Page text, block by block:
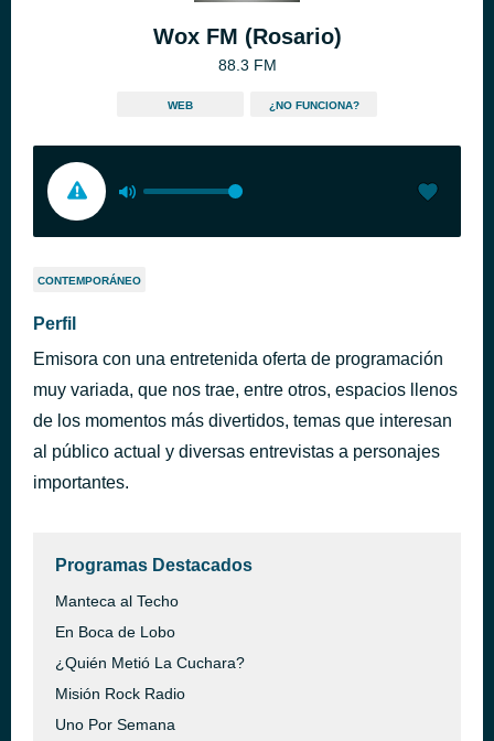
Wox FM (Rosario)
88.3 FM
WEB ¿NO FUNCIONA?
CONTEMPORÁNEO
Perfil
Emisora con una entretenida oferta de programación
muy variada, que nos trae, entre otros, espacios llenos
de los momentos más divertidos, temas que interesan
al público actual y diversas entrevistas a personajes
importantes.
Programas Destacados
Manteca al Techo
En Boca de Lobo
¿Quién Metió La Cuchara?
Misión Rock Radio
Uno Por Semana